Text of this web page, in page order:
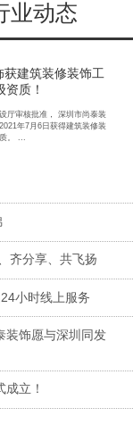
业动态
建筑装修装饰工
质！
厅审核批准， 深圳市尚泰装
年7月6日获得建筑装修装
。 ...
齐分享、共飞扬
小时线上服务
装饰愿与深圳同发
立！